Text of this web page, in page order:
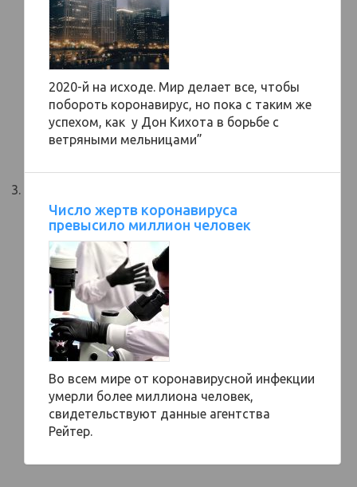
2020-й на исходе. Мир делает все, чтобы
побороть коронавирус, но пока с таким же
успехом, как у Дон Кихота в борьбе с
ветряными мельницами”
Число жертв коронавируса
превысило миллион человек
Во всем мире от коронавирусной инфекции
умерли более миллиона человек,
свидетельствуют данные агентства
Рейтер.